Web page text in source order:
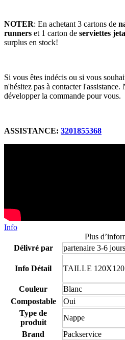
NOTER: En achetant 3 cartons de
runners et 1 carton de serviettes
surplus en stock!
Si vous êtes indécis ou si vous
n'hésitez pas à contacter
développer la commande pour vous.
ASSISTANCE: 3201855368
Info
Plus
Délivré par
partenaire 3-6 jours
Info Détail TAILLE
Couleur
Blanc
Compostable
Oui
Type de
produit
Nappe
Brand
Packservice